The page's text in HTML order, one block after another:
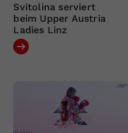
Svitolina serviert
beim Upper Austria
Ladies Linz